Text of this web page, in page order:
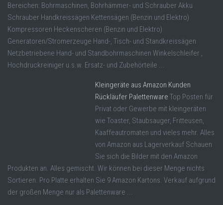
Bereichen: Bohrmaschinen, Bohrhämmer- und Schrauber Akku
Schrauber Handkreissägen Kettensägen (Benzin und Elektro)
Kompressoren Heckenscheren (Benzin und Elektro)
Generatoren/Stromerzeuge Hand-, Tisch- und Standkreissägen
Netzbetriebene Hand- und Standbohrmaschinen Winkelschleifer ,
Hochdruckreiniger u.s.w. Ersatz- und Zubehörteile ...
Kleingeräte aus Amazon Kunden
Rückläufer Palettenware Top Posten für
Privat oder Gewerbe mit kleingeräten
wie Toaster, Staubsauger, Fritteusen,
Kaaffeautromaten und vieles mehr. Alles
von Amazon aus Lagerverkauf Schauen
Sie sich die Bilder mit den Amazon
Produkten an. Alles gemischt. Wir können bei dieser Menge nichts
Sortieren. Pro Platte erhalten Sie 9 Amazon Kartons. Verkauf aufgrund
der großen Menge nur als Palettenware ...